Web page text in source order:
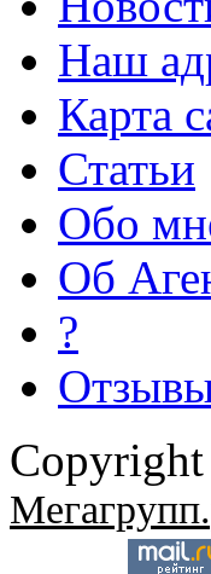
Наш
Карта
Статьи
Обо
Об
?